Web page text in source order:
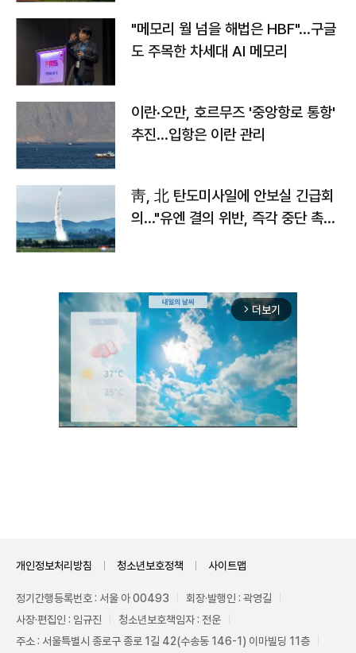
"메모리 월 넘을 해법은 HBF"…구글
도 주목한 차세대 AI 메모리
이란·오만, 호르무즈 '중앙항로 통항'
추진…입항은 이란 관리
靑, 北 탄도미사일에 안보실 긴급회
의…"유엔 결의 위반, 즉각 중단 촉
arrow_forward_ios 더보기
개인정보처리방침 청소년보호정책 사이트맵
정기간행등록번호 : 서울 아 00493
회장·발행인 : 곽영길
사장·편집인 : 임규진
청소년보호책임자 : 전운
주소 : 서울특별시 종로구 종로 1길 42(수송동 146-1) 이마빌딩 11층